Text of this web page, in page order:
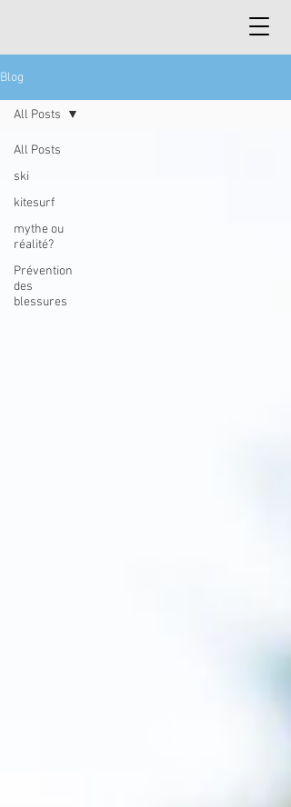
Blog
All Posts
ski
kitesurf
mythe ou
réalité?
Prévention
des
blessures
All Posts